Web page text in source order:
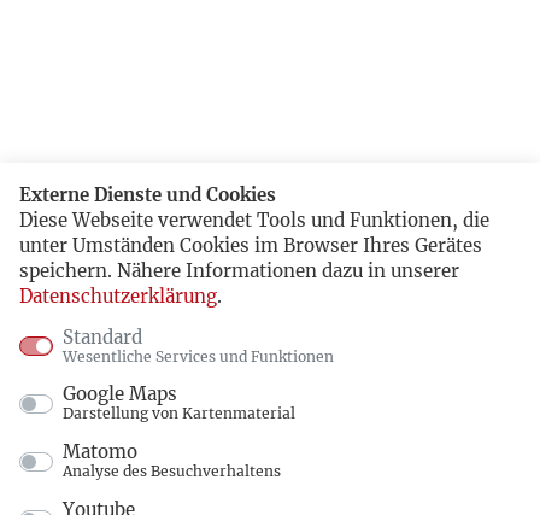
Externe Dienste und Cookies
Diese Webseite verwendet Tools und Funktionen, die
unter Umständen Cookies im Browser Ihres Gerätes
speichern. Nähere Informationen dazu in unserer
Datenschutzerklärung.
Standard
Wesentliche Services und Funktionen
Google Maps
Darstellung von Kartenmaterial
Matomo
Analyse des Besuchverhaltens
Youtube